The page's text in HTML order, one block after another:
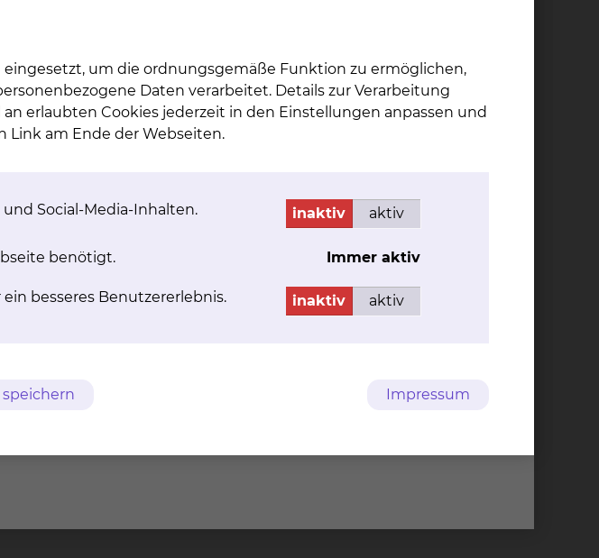
um die ordnungsgemäße Funktion zu ermöglichen,
Daten verarbeitet. Details zur Verarbeitung
erlaubten Cookies jederzeit in den Einstellungen anpassen und
Link am Ende der Webseiten.
Social-Media-Inhalten. inaktiv aktiv
benötigt. Immer aktiv
besseres Benutzererlebnis. inaktiv aktiv
Impressum